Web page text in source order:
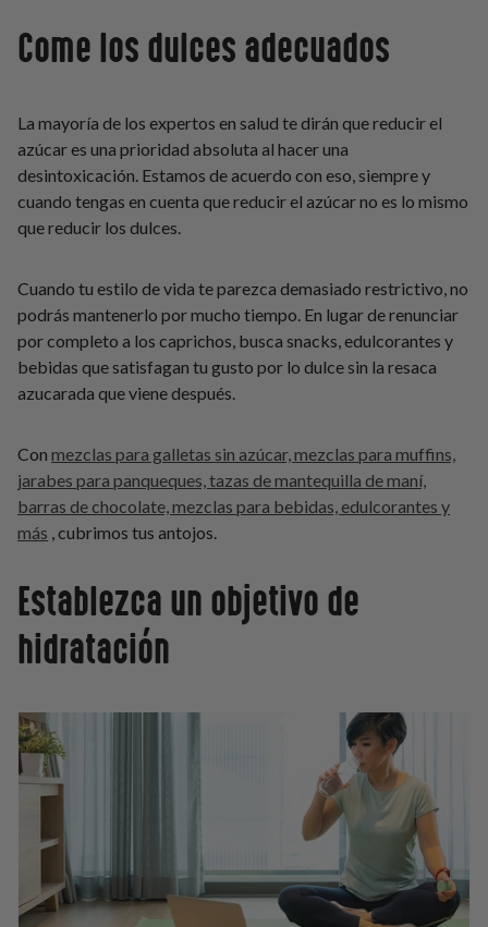
Come los dulces adecuados
La mayoría de los expertos en salud te dirán que reducir el
azúcar es una prioridad absoluta al hacer una
desintoxicación. Estamos de acuerdo con eso, siempre y
cuando tengas en cuenta que reducir el azúcar no es lo mismo
que reducir los dulces.
Cuando tu estilo de vida te parezca demasiado restrictivo, no
podrás mantenerlo por mucho tiempo. En lugar de renunciar
por completo a los caprichos, busca snacks, edulcorantes y
bebidas que satisfagan tu gusto por lo dulce sin la resaca
azucarada que viene después.
Con mezclas para galletas sin azúcar, mezclas para muffins,
jarabes para panqueques, tazas de mantequilla de maní,
barras de chocolate, mezclas para bebidas, edulcorantes y
más , cubrimos tus antojos.
Establezca un objetivo de
hidratación